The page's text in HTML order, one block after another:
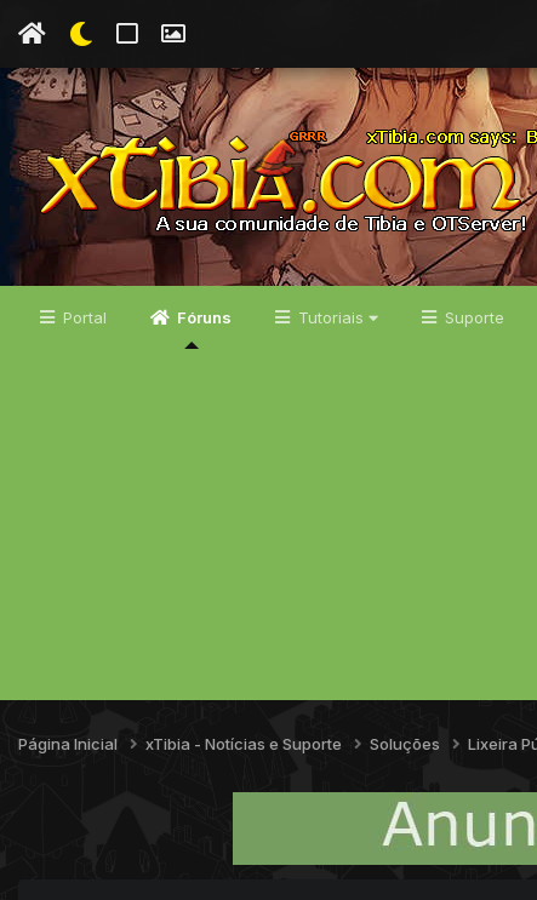
Portal Fóruns Tutoriais Suporte
Página Inicial xTibia - Notícias e Suporte Soluções Lixeira